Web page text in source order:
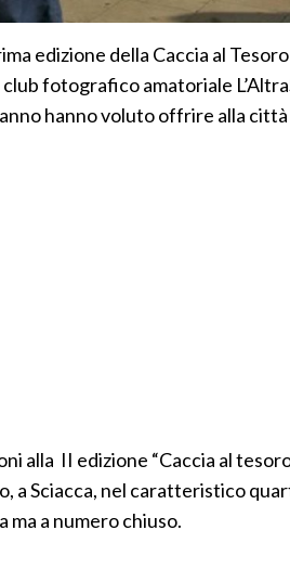
edizione della Caccia al
fotografico amatoriale
hanno voluto offrire alla
alla II edizione “Caccia al
a Sciacca, nel caratteristico
a numero chiuso.